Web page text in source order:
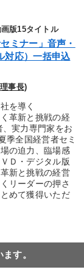
版15タイトル
ミナー」音声・
対応）一括申込
事長)
を導く
新と挑戦の経
実力専門家をお
全国経営者セミ
の迫力、臨場感
Ｄ・デジタル版
新と挑戦の経営
リーダーの押さ
めて獲得いただ
す。